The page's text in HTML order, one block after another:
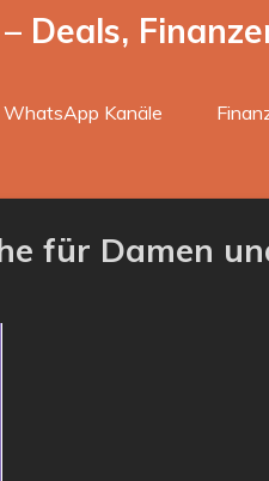
Deals,
WhatsApp Kanäle
für Damen